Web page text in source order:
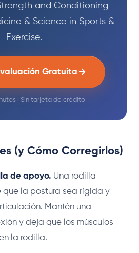
and Conditioning
& Science in Sports &
Exercise.
Gratuita
· Sin tarjeta de crédito
(y Cómo Corregirlos)
de apoyo. Una rodilla
la postura sea rígida y
Mantén una
y deja que los músculos
la rodilla.